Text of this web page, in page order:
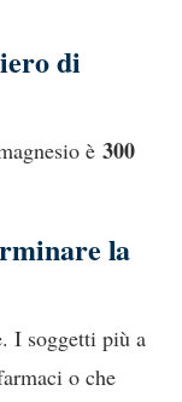
di
è 300
la
I soggetti più a
o che